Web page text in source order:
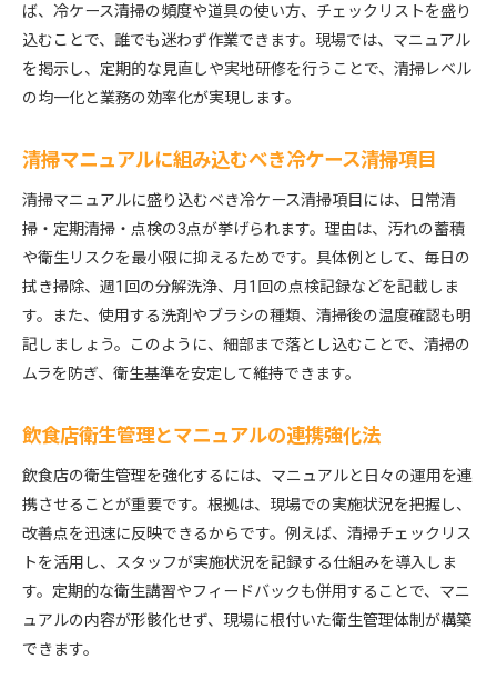
ば、冷ケース清掃の頻度や道具の使い方、チェックリストを盛り
込むことで、誰でも迷わず作業できます。現場では、マニュアル
を掲示し、定期的な見直しや実地研修を行うことで、清掃レベル
の均一化と業務の効率化が実現します。
清掃マニュアルに組み込むべき冷ケース清掃項目
清掃マニュアルに盛り込むべき冷ケース清掃項目には、日常清
掃・定期清掃・点検の3点が挙げられます。理由は、汚れの蓄積
や衛生リスクを最小限に抑えるためです。具体例として、毎日の
拭き掃除、週1回の分解洗浄、月1回の点検記録などを記載しま
す。また、使用する洗剤やブラシの種類、清掃後の温度確認も明
記しましょう。このように、細部まで落とし込むことで、清掃の
ムラを防ぎ、衛生基準を安定して維持できます。
飲食店衛生管理とマニュアルの連携強化法
飲食店の衛生管理を強化するには、マニュアルと日々の運用を連
携させることが重要です。根拠は、現場での実施状況を把握し、
改善点を迅速に反映できるからです。例えば、清掃チェックリス
トを活用し、スタッフが実施状況を記録する仕組みを導入しま
す。定期的な衛生講習やフィードバックも併用することで、マニ
ュアルの内容が形骸化せず、現場に根付いた衛生管理体制が構築
できます。